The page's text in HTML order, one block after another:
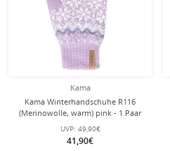
Kama
Kama Winterhandschuhe R116
(Merinowolle, warm) pink - 1 Paar
UVP: 49,90€
41,90€